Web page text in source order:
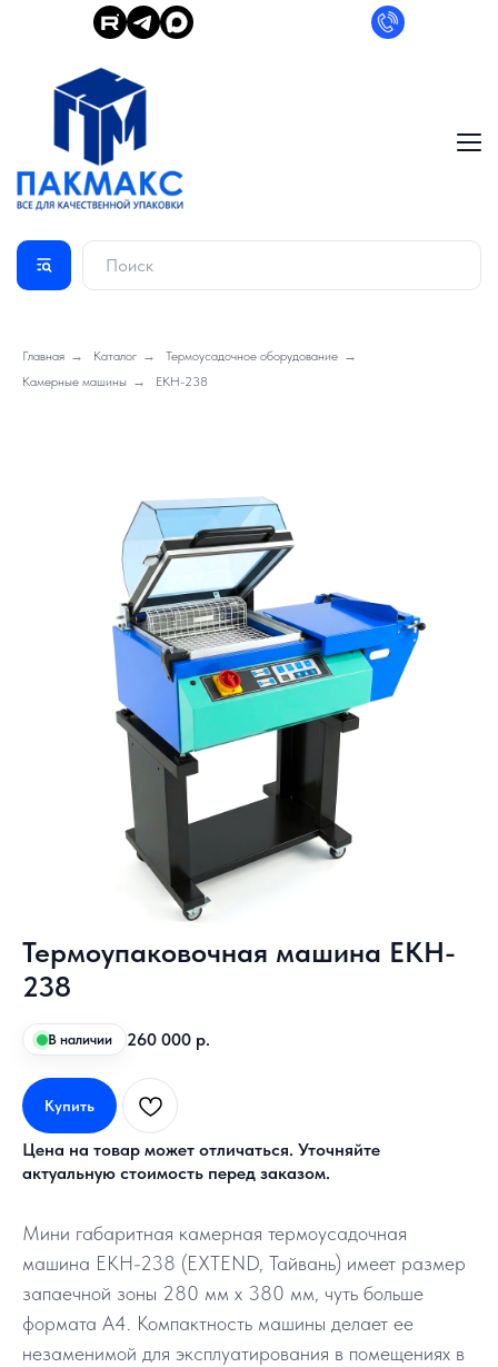
Главная → Каталог → Термоусадочное оборудование →
Камерные машины → EKH-238
Термоупаковочная машина EKH-
238
В наличии 260 000 р.
Купить
Цена на товар может отличаться. Уточняйте
актуальную стоимость перед заказом.
Мини габаритная камерная термоусадочная
машина EKH-238 (EXTEND, Тайвань) имеет размер
запаечной зоны 280 мм х 380 мм, чуть больше
формата А4. Компактность машины делает ее
незаменимой для эксплуатирования в помещениях в